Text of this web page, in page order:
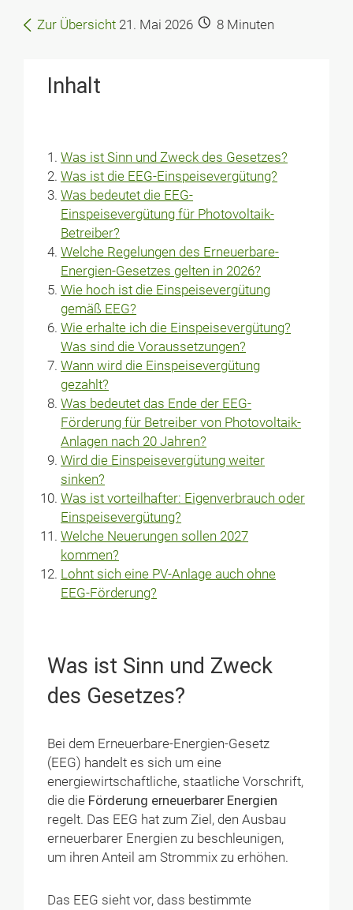
Zur Übersicht 21. Mai 2026 8 Minuten
Inhalt
Was ist Sinn und Zweck des Gesetzes?
Was ist die EEG-Einspeisevergütung?
Was bedeutet die EEG-
Einspeisevergütung für Photovoltaik-
Betreiber?
Welche Regelungen des Erneuerbare-
Energien-Gesetzes gelten in 2026?
Wie hoch ist die Einspeisevergütung
gemäß EEG?
Wie erhalte ich die Einspeisevergütung?
Was sind die Voraussetzungen?
Wann wird die Einspeisevergütung
gezahlt?
Was bedeutet das Ende der EEG-
Förderung für Betreiber von Photovoltaik-
Anlagen nach 20 Jahren?
Wird die Einspeisevergütung weiter
sinken?
Was ist vorteilhafter: Eigenverbrauch oder
Einspeisevergütung?
Welche Neuerungen sollen 2027
kommen?
Lohnt sich eine PV-Anlage auch ohne
EEG-Förderung?
Was ist Sinn und Zweck
des Gesetzes?
Bei dem Erneuerbare-Energien-Gesetz
(EEG) handelt es sich um eine
energiewirtschaftliche, staatliche Vorschrift,
die die Förderung erneuerbarer Energien
regelt. Das EEG hat zum Ziel, den Ausbau
erneuerbarer Energien zu beschleunigen,
um ihren Anteil am Strommix zu erhöhen.
Das EEG sieht vor, dass bestimmte